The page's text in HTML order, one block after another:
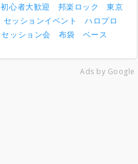
初心者大歓迎 邦楽ロック
東京
セッションイベント
ハロプロ
セッション会 布袋
ベース
Ads by Google